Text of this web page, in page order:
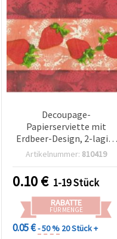
Decoupage-
Papierserviette mit
Erdbeer-Design, 2-lagig,
33 x 33 cm, 1 Stück –
Basteln, Decoupage,
Collagen, Scrapbooking &
Mixed Media
Artikelnummer: 810419
0.10€ 1-19 Stück
RABATTE
FÜR MENGE
0.05 €- 50 % 20 Stück +